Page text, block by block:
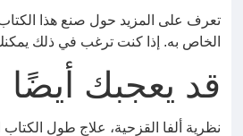
تعرف على المزيد حول صنع هذا
الخاص به. إذا كنت ترغب في ذلك
قد يعجبك أيضًا
نظرية ألفا القزحية، علاج طول